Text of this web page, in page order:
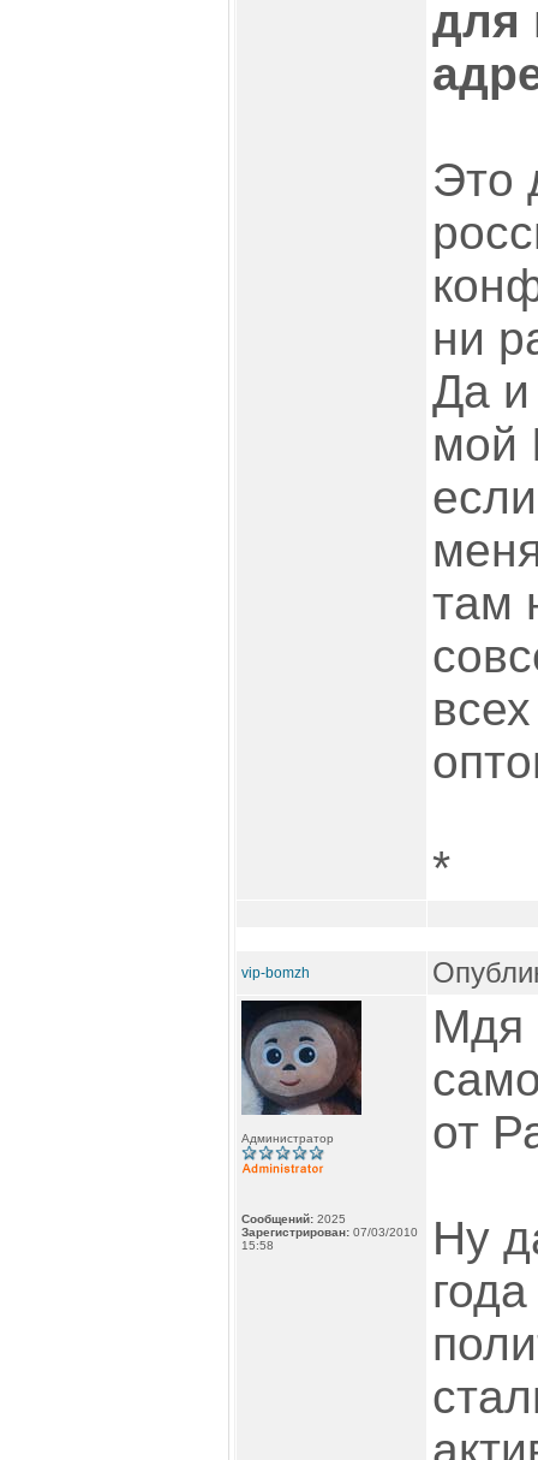
для
Это
ни
Да и
мой
там
*
vip-bomzh
Администратор
Сообщений: 2025
Зарегистрирован: 07/03/2010
15:58
Мдя
от
Ну